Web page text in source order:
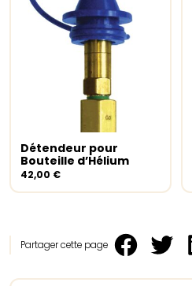
Ajouter au panier
Détendeur pour
Bouteille d’Hélium
42,00 €
Partager cette page